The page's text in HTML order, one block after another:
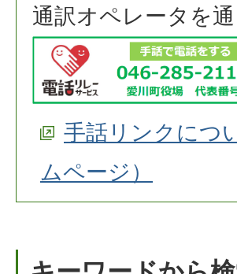
通訳オペレータを
手話リンクにつ
ムページ）